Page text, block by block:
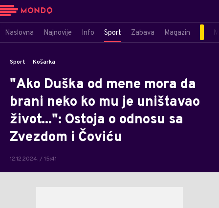
Naslovna Najnovije Info Sport Zabava Magazin
Sport Košarka
"Ako Duška od mene mora da
brani neko ko mu je uništavao
život...": Ostoja o odnosu sa
Zvezdom i Čoviću
12.12.2024. / 15:41